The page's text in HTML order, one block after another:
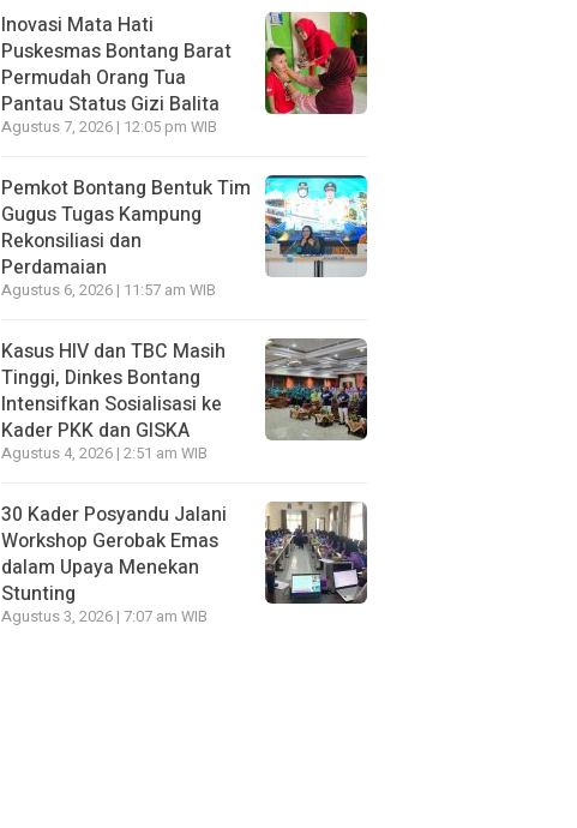
Inovasi Mata Hati
Puskesmas Bontang Barat
Permudah Orang Tua
Pantau Status Gizi Balita
Agustus 7, 2026 | 12:05 pm WIB
Pemkot Bontang Bentuk Tim
Gugus Tugas Kampung
Rekonsiliasi dan
Perdamaian
Agustus 6, 2026 | 11:57 am WIB
Kasus HIV dan TBC Masih
Tinggi, Dinkes Bontang
Intensifkan Sosialisasi ke
Kader PKK dan GISKA
Agustus 4, 2026 | 2:51 am WIB
30 Kader Posyandu Jalani
Workshop Gerobak Emas
dalam Upaya Menekan
Stunting
Agustus 3, 2026 | 7:07 am WIB